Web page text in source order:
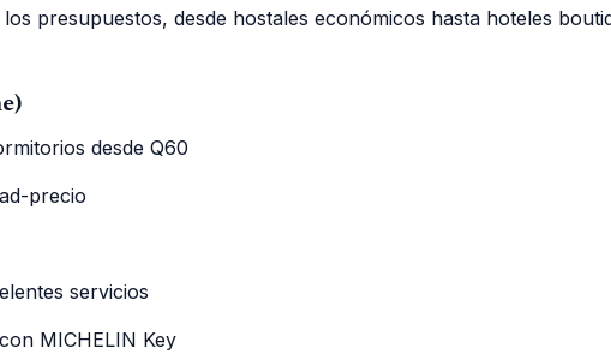
presupuestos, desde hostales económicos hasta hoteles
desde Q60
precio
servicios
MICHELIN Key